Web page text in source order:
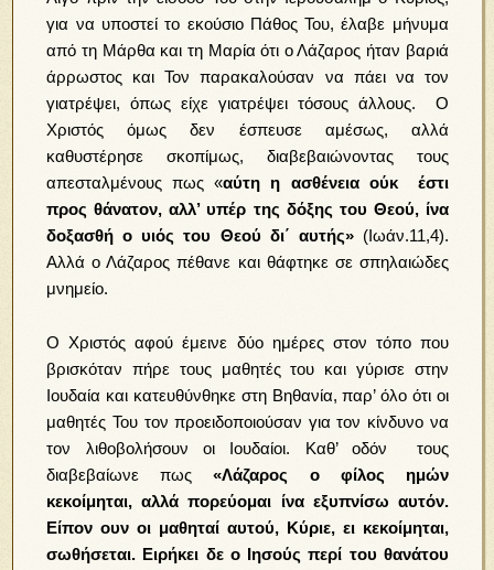
για να υποστεί το εκούσιο Πάθος Του, έλαβε μήνυμα
από τη Μάρθα και τη Μαρία ότι ο Λάζαρος ήταν βαριά
άρρωστος και Τον παρακαλούσαν να πάει να τον
γιατρέψει, όπως είχε γιατρέψει τόσους άλλους. Ο
Χριστός όμως δεν έσπευσε αμέσως, αλλά
καθυστέρησε σκοπίμως, διαβεβαιώνοντας τους
απεσταλμένους πως «αύτη η ασθένεια ούκ έστι
προς θάνατον, αλλ’ υπέρ της δόξης του Θεού, ίνα
δοξασθή ο υιός του Θεού δι΄ αυτής»(Ιωάν.11,4).
Αλλά ο Λάζαρος πέθανε και θάφτηκε σε σπηλαιώδες
μνημείο.
Ο Χριστός αφού έμεινε δύο ημέρες στον τόπο που
βρισκόταν πήρε τους μαθητές του και γύρισε στην
Ιουδαία και κατευθύνθηκε στη Βηθανία, παρ’ όλο ότι οι
μαθητές Του τον προειδοποιούσαν για τον κίνδυνο να
τον λιθοβολήσουν οι Ιουδαίοι. Καθ’ οδόν τους
διαβεβαίωνε πως«Λάζαρος ο φίλος ημών
κεκοίμηται, αλλά πορεύομαι ίνα εξυπνίσω αυτόν.
Είπον ουν οι μαθηταί αυτού, Κύριε, ει κεκοίμηται,
σωθήσεται. Ειρήκει δε ο Ιησούς περί του θανάτου